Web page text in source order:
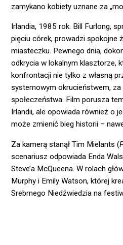
zamykano kobiety uznane za
Irlandia, 1985 rok. Bill Furlong,
pięciu córek, prowadzi spokojne
miasteczku. Pewnego dnia,
odkrycia w lokalnym klasztorze,
konfrontacji nie tylko z własną
systemowym okrucieństwem,
społeczeństwa. Film porusza
Irlandii, ale opowiada również o
może zmienić bieg historii –
Za kamerą stanął Tim Mielants (
scenariusz odpowiada Enda
Steve’a McQueena. W rolach
Murphy i Emily Watson, której
Srebrnego Niedźwiedzia na